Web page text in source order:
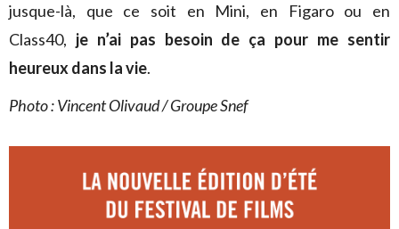
jusque-là, que ce soit en Mini, en Figaro ou en
Class40, je n’ai pas besoin de ça pour me sentir
heureux dans la vie.
Photo : Vincent Olivaud / Groupe Snef